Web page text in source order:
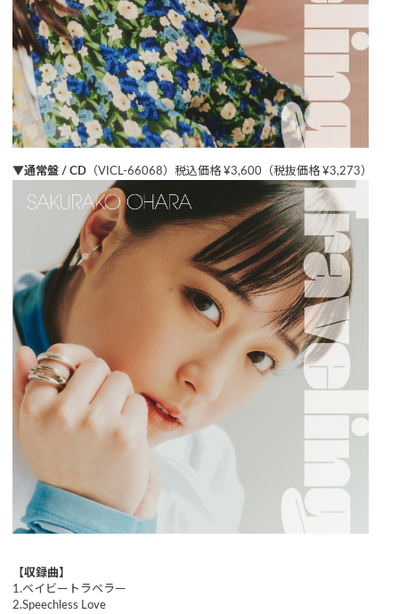
▼通常盤 / CD （VICL-66068）税込価格 ¥3,600（税抜価格 ¥3,273）
【収録曲】
1.ベイビートラベラー
2.Speechless Love